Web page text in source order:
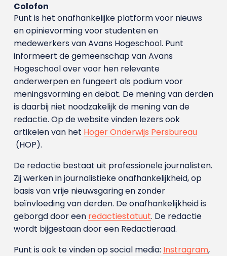
Colofon
Punt is het onafhankelijke platform voor nieuws
en opinievorming voor studenten en
medewerkers van Avans Hoge­school. Punt
informeert de gemeenschap van Avans
Hogeschool over voor hen relevante
onderwerpen en fungeert als podium voor
meningsvorming en debat. De mening van derden
is daarbij niet noodzakelijk de mening van de
redactie. Op de website vinden lezers ook
artikelen van het Hoger Onderwijs Persbureau
(HOP).
De redactie bestaat uit professionele journalisten.
Zij werken in journalistieke onafhankelijkheid, op
basis van vrije nieuwsgaring en zonder
beïnvloeding van derden. De onafhankelijkheid is
geborgd door een redactiestatuut. De redactie
wordt bijgestaan door een Redactieraad.
Punt is ook te vinden op social media: Instragram,